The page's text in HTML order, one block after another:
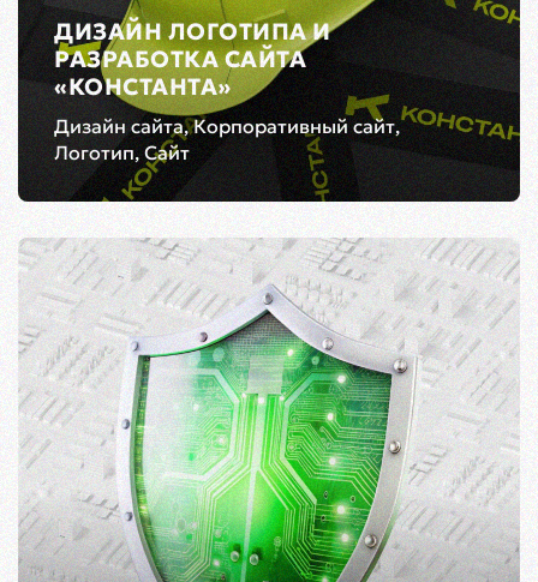
ДИЗАЙН ЛОГОТИПА И
РАЗРАБОТКА САЙТА
«КОНСТАНТА»
Дизайн сайта, Корпоративный сайт,
Логотип, Сайт